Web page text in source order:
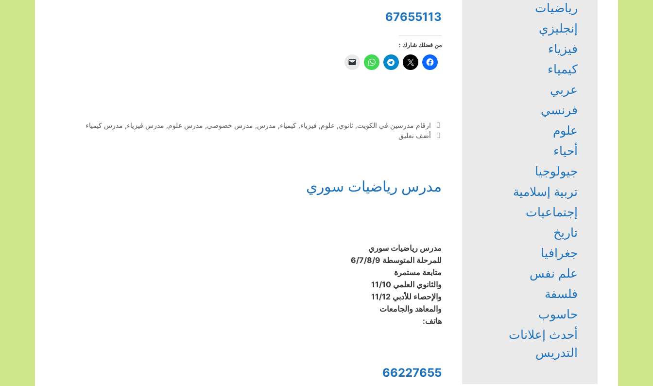
67655113
من فضلك شارك :
التصنيفات
ارقام مدرسين في الكويت, ثانوي, علوم, فيزياء, كيمياء, مدرس, مدرس خصوصي, مدرس علوم, مدرس فيزياء, مدرس كيمياء
أضف تعليق
مدرس رياضيات سوري
مدرس رياضيات سوري
للمرحلة المتوسطة 6/7/8/9
متابعة مستمرة
والثانوي العلمي 11/10
والإحصاء للأدبي 11/12
والمعاهد والجامعات
هاتف:
66227655
رياضيات
إنجليزي
فيزياء
كيمياء
عربي
فرنسي
علوم
أحياء
جيولوجيا
تربية إسلامية
إجتماعيات
تاريخ
جغرافيا
علم نفس
فلسفة
حاسوب
أحدث إعلانات
التدريس